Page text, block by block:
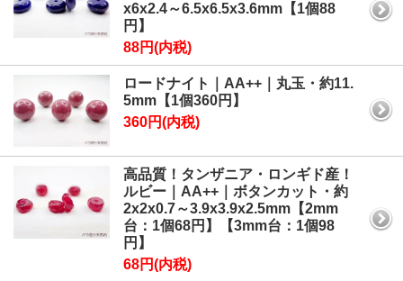
x6x2.4～6.5x6.5x3.6mm【1個88
円】
88円(内税)
ロードナイト｜AA++｜丸玉・約11.
5mm【1個360円】
360円(内税)
高品質！タンザニア・ロンギド産！
ルビー｜AA++｜ボタンカット・約
2x2x0.7～3.9x3.9x2.5mm【2mm
台：1個68円】【3mm台：1個98
円】
68円(内税)